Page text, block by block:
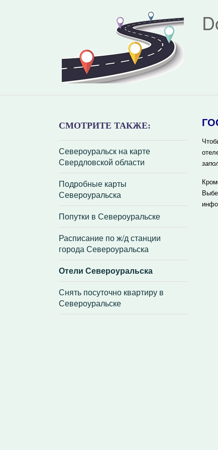
СМОТРИТЕ ТАКЖЕ:
Североуральск на карте
Свердловской области
Подробные карты
Североуральска
Попутки в Североуральске
Расписание по ж/д станции
города Североуральска
Отели Североуральска
Снять посуточно квартиру в
Североуральске